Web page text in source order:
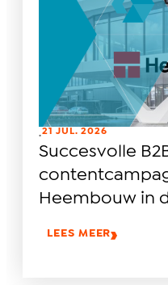
.21 JUL. 2026
Succesvolle
Heembouw in
LEES MEER